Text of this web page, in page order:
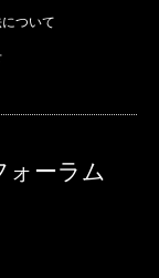
ついて
ォーラム